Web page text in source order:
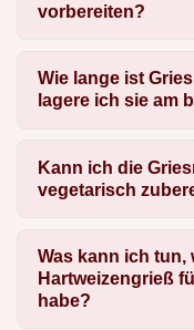
vorbereiten?
Wie lange ist
lagere ich sie am
Kann ich die
vegetarisch
Was kann ich tun,
Hartweizengrieß
habe?